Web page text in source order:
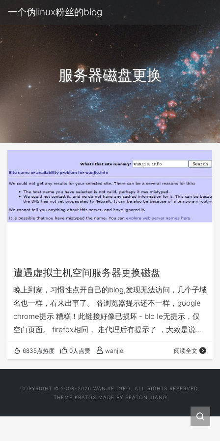
一个伪linux粉丝的blog
服务器磁盘更换
遭遇虚拟主机空间服务器更换磁盘
晚上到家，习惯性点开自己的blog,发现无法访问，几个子域
名也一样，看来出事了。 各浏览器提示还不一样，google
chrome提示 糟糕！此链接好像已损坏 - blo Ie无提示，仅
空白页面。 firefox相同， 走代理后有提示了 ，大致是说文
ip地址不一样了。 Pinging blog.wanjie.info [64.6.225.1]
with 32 bytes of data: Reply from 64.6.225.1: bytes=32
6835点热度 0人点赞 wanjie 阅读全文
COPYRIGHT © 2008-2026 WANJIE.INFO. ALL RIGHTS RESERVED.
THEME KRATOS MADE BY SEATON JIANG